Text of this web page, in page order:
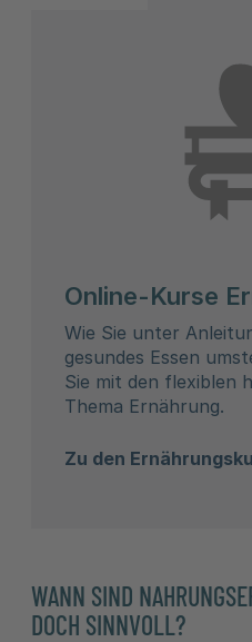
Online-Kurse
Wie Sie unter
gesundes Essen
Sie mit den flexiblen
Thema Ernährung.
Zu den
WANN SIND
DOCH SINNVOLL?